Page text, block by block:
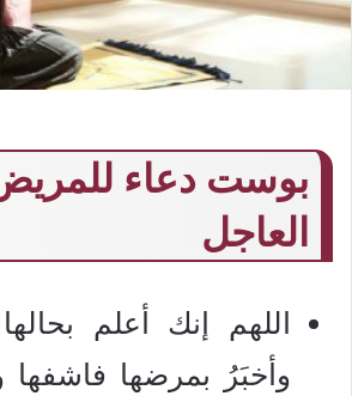
بوست دعاء
العاجل
اللهم إنك أعلم
وأخبَرُ بمرضها فاشفها